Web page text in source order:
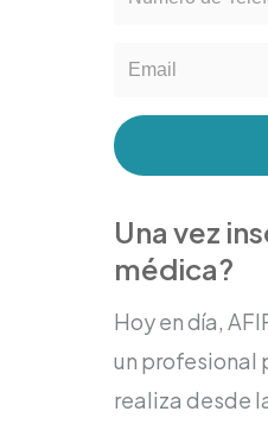
Una vez
médica?
Hoy en día,
un profesional
realiza desde